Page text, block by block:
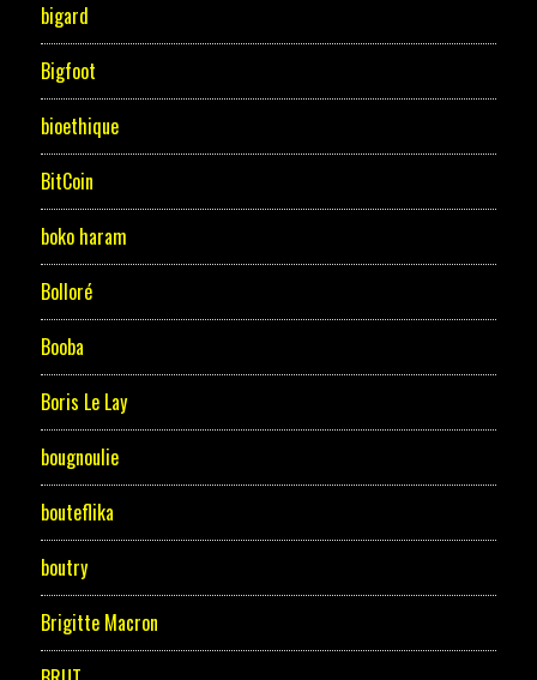
bigard
Bigfoot
bioethique
BitCoin
boko haram
Bolloré
Booba
Boris Le Lay
bougnoulie
bouteflika
boutry
Brigitte Macron